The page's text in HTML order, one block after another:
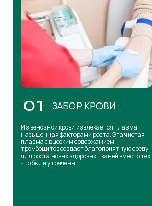
01 ЗАБОР КРОВИ
Из венозной крови извлекается плазма,
насыщенная факторами роста. Эта чистая
плазма с высоким содержанием
тромбоцитов создаст благоприятную среду
для роста новых здоровых тканей вместо тех,
что были утрачены.